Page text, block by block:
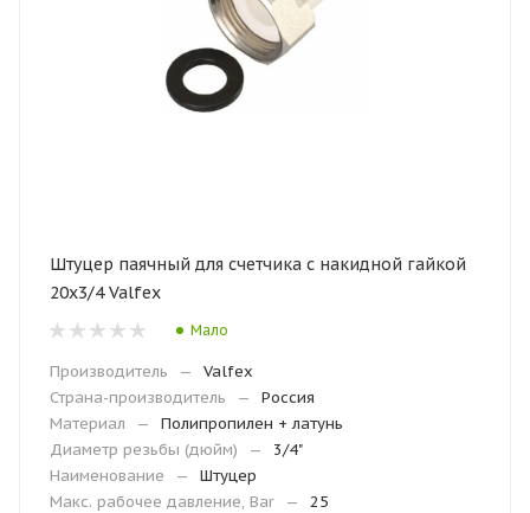
Штуцер паячный для счетчика с накидной гайкой
20x3/4 Valfex
Мало
Производитель —
Valfex
Страна-производитель
—
Россия
Материал
—
Полипропилен + латунь
Диаметр резьбы (дюйм)
—
3/4"
Наименование
—
Штуцер
Макс. рабочее давление, Bar
—
25